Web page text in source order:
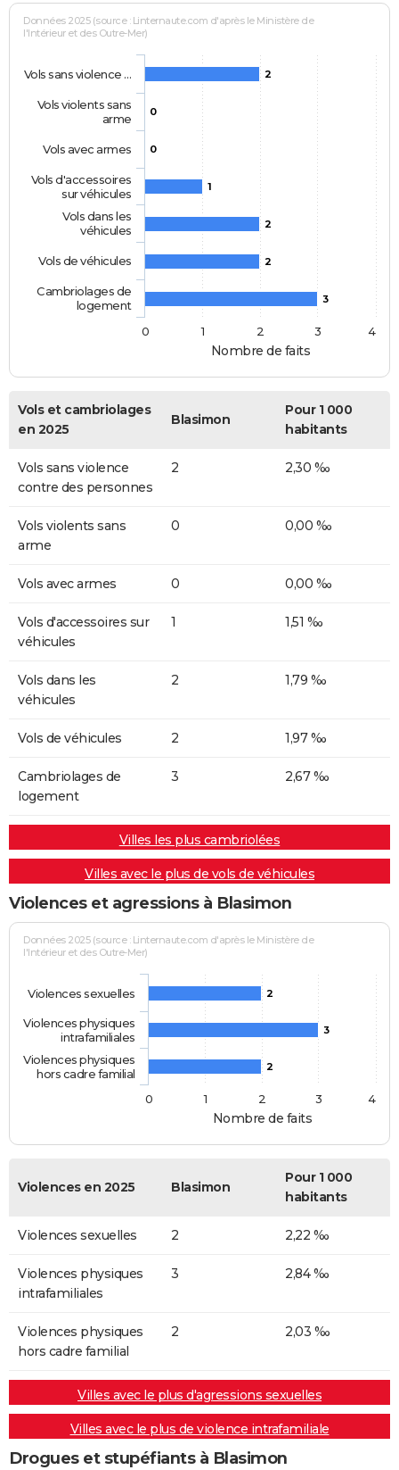
Nombre de faits
Données 2025 (source : Linternaute.com d'après le Ministère de
l'Intérieur et des Outre-Mer)
2
0
0
1
2
2
3
Vols sans violence …
Vols violents sans
arme
Vols avec armes
Vols d'accessoires
sur véhicules
Vols dans les
véhicules
Vols de véhicules
Cambriolages de
logement
0
1 2 3 4
Vols et cambriolages
en 2025
Blasimon
Pour 1 000
habitants
Vols sans violence
contre des personnes
2 2,30 ‰
Vols violents sans
arme
0 0,00 ‰
Vols avec armes 0 0,00 ‰
Vols d'accessoires sur
véhicules
1 1,51 ‰
Vols dans les
véhicules
2 1,79 ‰
Vols de véhicules 2 1,97 ‰
Cambriolages de
logement
3 2,67 ‰
Villes les plus cambriolées
Villes avec le plus de vols de véhicules
Violences et agressions à Blasimon
Nombre de faits
Données 2025 (source : Linternaute.com d'après le Ministère de
l'Intérieur et des Outre-Mer)
2
3
2
Violences sexuelles
Violences physiques
intrafamiliales
Violences physiques
hors cadre familial
0
1 2 3 4
Violences en 2025 Blasimon
Pour 1 000
habitants
Violences sexuelles 2 2,22 ‰
Violences physiques
intrafamiliales
3 2,84 ‰
Violences physiques
hors cadre familial
2 2,03 ‰
Villes avec le plus d'agressions sexuelles
Villes avec le plus de violence intrafamiliale
Drogues et stupéfiants à Blasimon